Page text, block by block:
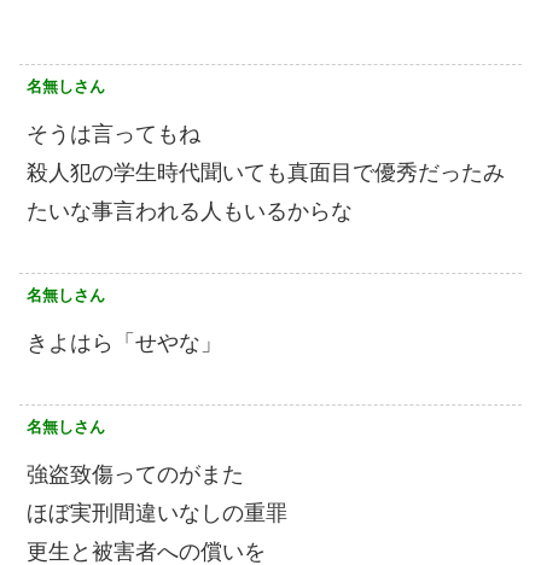
名無しさん
そうは言ってもね
殺人犯の学生時代聞いても真面目で優秀だったみ
たいな事言われる人もいるからな
名無しさん
きよはら「せやな」
名無しさん
強盗致傷ってのがまた
ほぼ実刑間違いなしの重罪
更生と被害者への償いを